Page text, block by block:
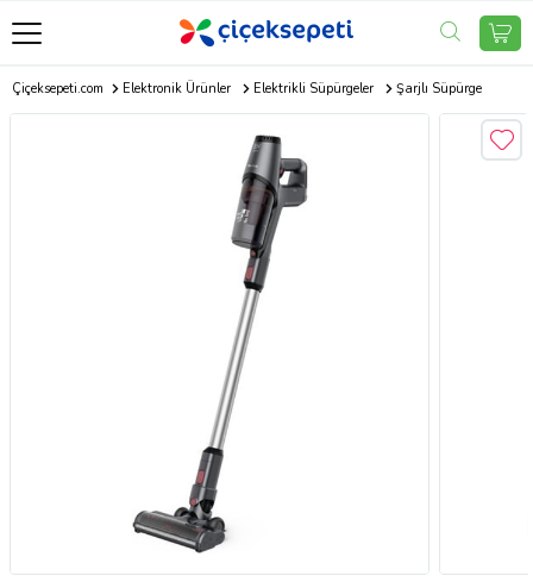
Çiçeksepeti.com Elektronik Ürünler Elektrikli Süpürgeler Şarjlı Süpürge